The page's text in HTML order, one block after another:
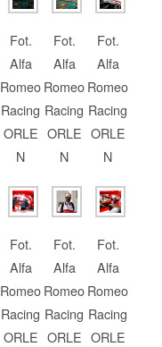
Fot.
Alfa
Romeo
Racing
ORLE
N
Fot.
Alfa
Romeo
Racing
ORLE
N
Fot.
Alfa
Romeo
Racing
ORLE
N
Fot.
Alfa
Romeo
Racing
ORLE
Fot.
Alfa
Romeo
Racing
ORLE
Fot.
Alfa
Romeo
Racing
ORLE